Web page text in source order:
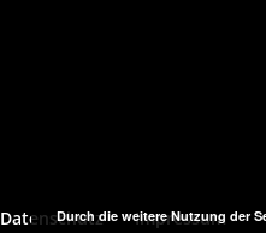
Datenschutz Impressum
Durch die weitere Nutzung der